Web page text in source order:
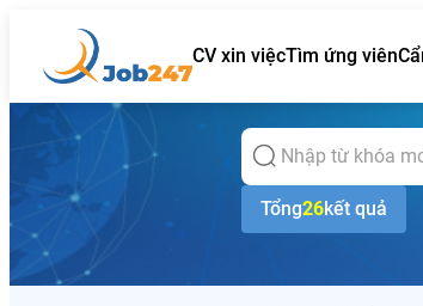
CV xin việcTìm ứng viên
Tổng26kết quả